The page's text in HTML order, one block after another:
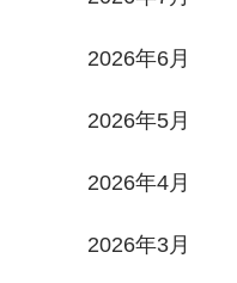
2026年6月
2026年5月
2026年4月
2026年3月